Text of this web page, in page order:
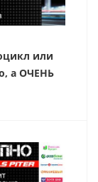
или
а ОЧЕНЬ